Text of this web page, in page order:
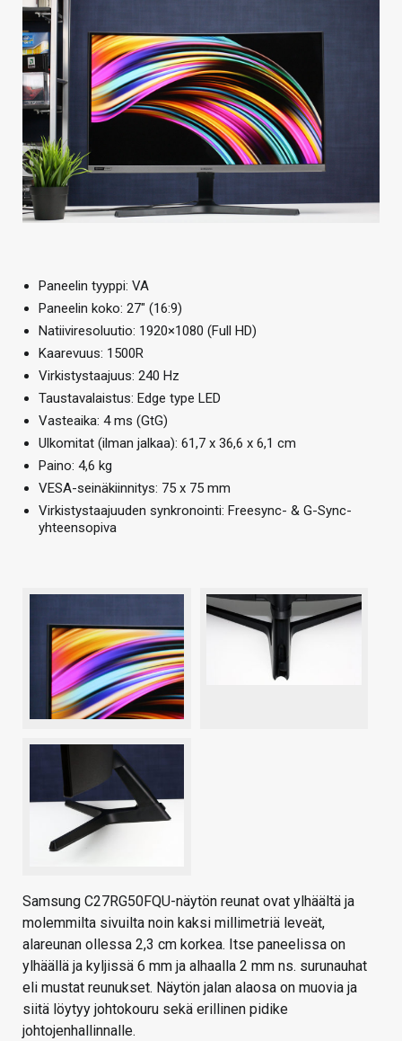
Paneelin tyyppi: VA
Paneelin koko: 27″ (16:9)
Natiiviresoluutio: 1920×1080 (Full HD)
Kaarevuus: 1500R
Virkistystaajuus: 240 Hz
Taustavalaistus: Edge type LED
Vasteaika: 4 ms (GtG)
Ulkomitat (ilman jalkaa): 61,7 x 36,6 x 6,1 cm
Paino: 4,6 kg
VESA-seinäkiinnitys: 75 x 75 mm
Virkistystaajuuden synkronointi: Freesync- & G-Sync-
yhteensopiva
Samsung C27RG50FQU-näytön reunat ovat ylhäältä ja
molemmilta sivuilta noin kaksi millimetriä leveät,
alareunan ollessa 2,3 cm korkea. Itse paneelissa on
ylhäällä ja kyljissä 6 mm ja alhaalla 2 mm ns. surunauhat
eli mustat reunukset. Näytön jalan alaosa on muovia ja
siitä löytyy johtokouru sekä erillinen pidike
johtojenhallinnalle.